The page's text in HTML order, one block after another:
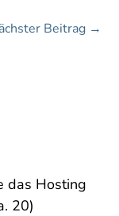
Beitrag→
das Hosting
20)